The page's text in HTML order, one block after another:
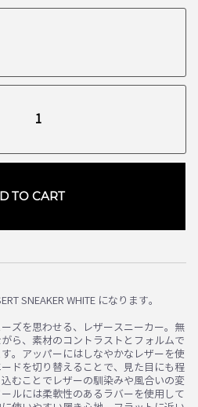
TO CART
SNEAKER WHITE になります。
ズを思わせる、レザースニーカー。無
ら、素材のコントラストとフォルムで
。アッパーにはしなやかなレザーを使
ドを切り替えることで、見た目にも程
むことでレザーの馴染みや風合いの変
ルには柔軟性のあるラバーを使用して